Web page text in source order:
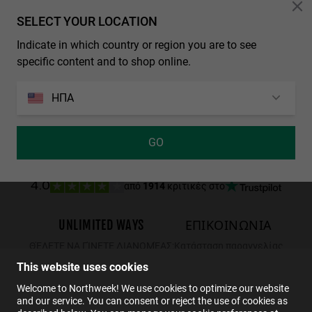
This website uses cookies
Welcome to Northweek! We use cookies to optimize our website
and our service. You can consent or reject the use of cookies as
Personalization Cookies
SELECT YOUR LOCATION
Indicate in which country or region you are to see
specific content and to shop online.
ΗΠΑ
GO
REGULAR MATTE BLACK - DARK
29.99€ 19.49€
WALL SHINE TORTOISE - AMBAR POLARIZED
34.99€ 22.74€
4.0 από 1914 κριτικές στο
UNLIMITED WAYS ΕΠΙΚΟΙΝΩΝΙΑ
ΕΠΙΚΟΙΝΩΝΙΑ
FAQs